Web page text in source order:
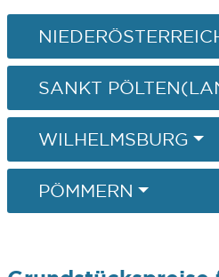
SANKT
WILHELMSBURG
PÖMMERN